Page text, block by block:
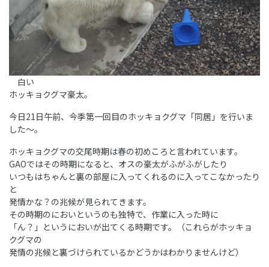
白い
ホッキョクグマ豪太。
今日21日午前、今季第一回目のホッキョクグマ「同居」を行いま
した～。
ホッキョクグマの交尾時期は春の初めころと言われています。
GAOではその時期になると、オスの豪太がふがふがしたり
いつもはちゃんと裏の部屋に入ってくれるのに入ってこなかったり
と
発情かな？の兆候が見られてきます。
その時期のにおいというのも独特で、作業に入った時に
「ん？」というにおいが出てくる時期です。（これらがホッキョ
クグマの
発情の兆候と裏づけられているかどうかはわかりませんけど）